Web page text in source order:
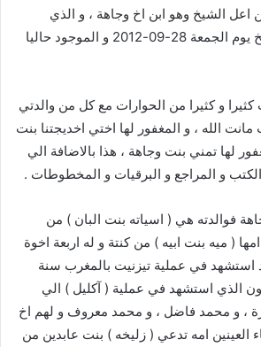
اعل الشيخ وهو ابن اخ وجاهة ، و الذي
اجريت معه اتصالا بتاريخ يوم الجمعة 28-09-2012 و الموجود حاليا
و كثيرا من الحوارات مع كل من والدتي
مانت الله ، و المغفور لها اختي اخديجتنا بنت
لها تمني بنت وجاهة ، هذا بالاضافة الي
و المراجع و البرقيات و المخطوطات .
فوالدته هي ( اسياته بنت البان ) من
( ميه بنت ابيه ) من كنتة و له اربعة اخوة
استشهد في عملية تيزنيت بالمغرب سنة
الذي استشهد في عملية ( آكليل ) الي
، و محمد فاضل ، و محمد معروف و لهم اخ
امه تدعي ( زليخه ) بنت عابدين من